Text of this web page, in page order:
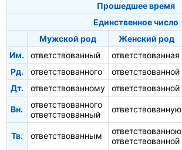
Прошедшее время
Единственное число
Мужской род
Женский род
Им.
ответствованный ответствованная
Рд.
ответствованного ответствованной
Дт.
ответствованному ответствованной
Вн.
ответствованного
ответствованный
ответствованную
Тв. ответствованным
ответствованною
ответствованной